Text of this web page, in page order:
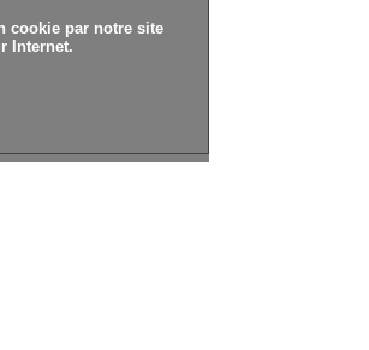
cookie par notre site
Internet.